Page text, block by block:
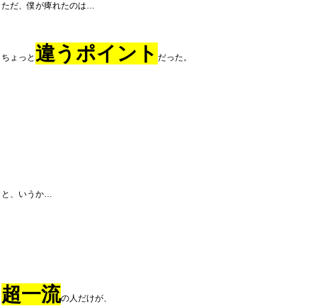
ただ、僕が痺れたのは…
ちょっと違うポイント だった。
と、いうか…
超一流の人だけが、